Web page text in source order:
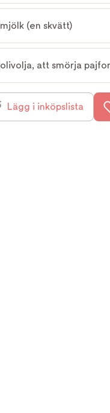
mjölk (en skvätt)
olivolja, att smörja
Lägg i inköpslista